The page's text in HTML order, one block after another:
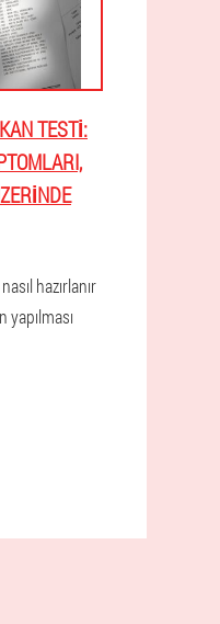
TESTI:
hazırlanır
yapılması